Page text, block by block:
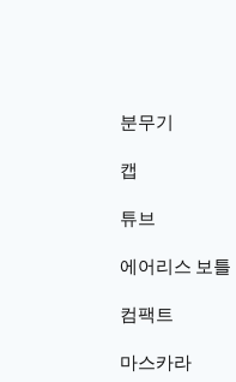
분무기
캡
튜브
에어리스 보틀
컴팩트
마스카라